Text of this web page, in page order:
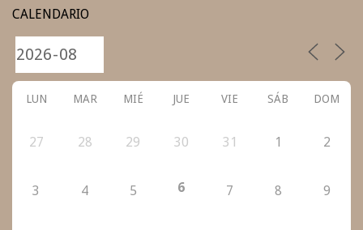
20
CALENDARIO
LUN MAR MIÉ JUE VIE SÁB DOM
27 28 29 30 31 1 2
3 4 5 6 7 8 9